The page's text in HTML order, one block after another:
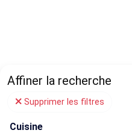
Affiner la recherche
Supprimer les filtres
Cuisine